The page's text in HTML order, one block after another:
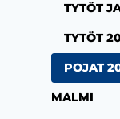
TYTÖT
TYTÖT
POJAT
MALMI